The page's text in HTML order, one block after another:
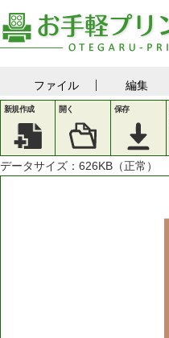
ファイル 編集
新規作成 開く 保存
データサイズ： 626KB（正常）